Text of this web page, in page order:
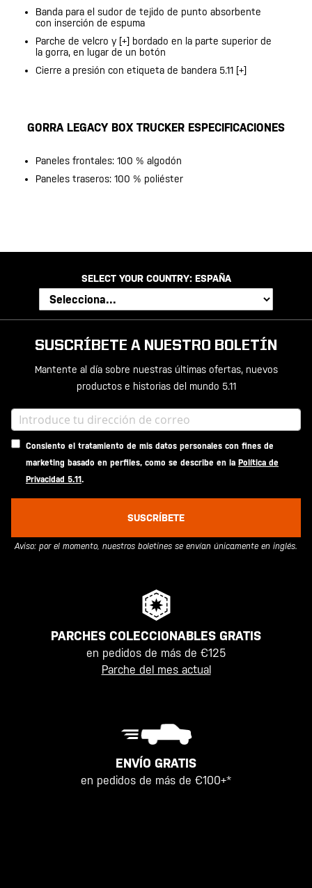
Banda para el sudor de tejido de punto absorbente
con inserción de espuma
Parche de velcro y [+] bordado en la parte superior de
la gorra, en lugar de un botón
Cierre a presión con etiqueta de bandera 5.11 [+]
GORRA LEGACY BOX TRUCKER ESPECIFICACIONES
Paneles frontales: 100 % algodón
Paneles traseros: 100 % poliéster
SELECT YOUR COUNTRY: ESPAÑA
SUSCRÍBETE A NUESTRO BOLETÍN
Mantente al día sobre nuestras últimas ofertas, nuevos
productos e historias del mundo 5.11
Consiento el tratamiento de mis datos personales con fines de
marketing basado en perfiles, como se describe en la Política de
Privacidad 5.11.
SUSCRÍBETE
Aviso: por el momento, nuestros boletines se envían únicamente en inglés.
PARCHES COLECCIONABLES GRATIS
en pedidos de más de €125
Parche del mes actual
ENVÍO GRATIS
en pedidos de más de €100+*